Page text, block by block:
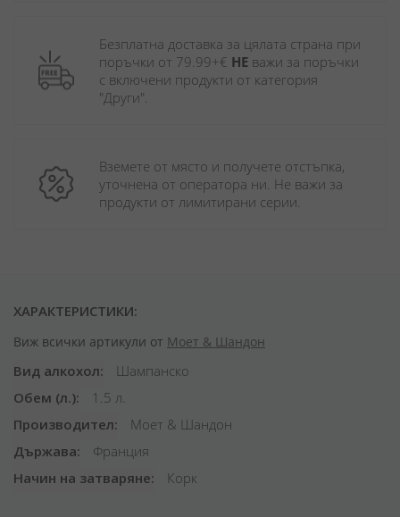
Безплатна доставка за цялата страна при
поръчки от 79.99+€ НЕ важи за поръчки
с включени продукти от категория
"Други".
Вземете от място и получете отстъпка,
уточнена от оператора ни. Не важи за
продукти от лимитирани серии.
ХАРАКТЕРИСТИКИ:
Виж всички артикули от Моет & Шандон
Вид алкохол
Шампанско
Обем (л.)
1.5 л.
Производител
Моет & Шандон
Държава
Франция
Начин на затваряне
Корк